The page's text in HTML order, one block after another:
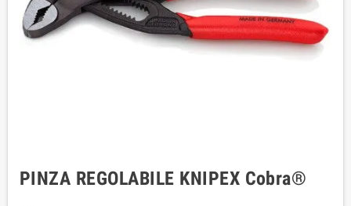
PINZA REGOLABILE KNIPEX Cobra®